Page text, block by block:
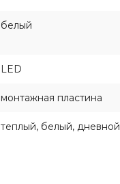
белый
LED
монтажная пластина
теплый, белый, дневной